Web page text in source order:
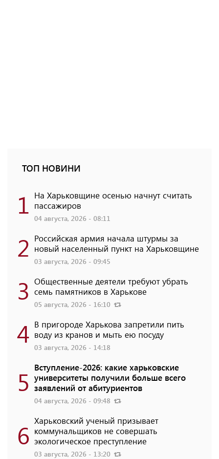
ТОП НОВИНИ
1 На Харьковщине осенью начнут считать
пассажиров
04 августа, 2026 - 08:11
2 Российская армия начала штурмы за
новый населенный пункт на Харьковщине
03 августа, 2026 - 09:45
3 Общественные деятели требуют убрать
семь памятников в Харькове
05 августа, 2026 - 16:10
4 В пригороде Харькова запретили пить
воду из кранов и мыть ею посуду
03 августа, 2026 - 14:18
5 Вступление-2026: какие харьковские
университеты получили больше всего
заявлений от абитуриентов
04 августа, 2026 - 09:48
6 Харьковский ученый призывает
коммунальщиков не совершать
экологическое преступление
03 августа, 2026 - 13:20